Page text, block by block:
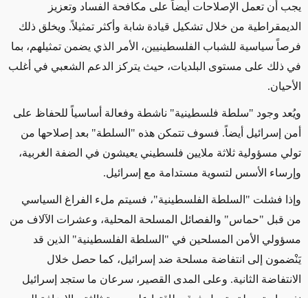
يجب أن تعمل الإصلاحات أيضاً على مكافحة الفساد وتعزيز
الديمقراطية من خلال تشكيل قيادة شابة وأكثر تمثيلاً. ويخلق ذلك
فرصاً سياسية للشباب الفلسطينيين، الأمر الذي يضمن تمثيلهم، بما
في ذلك على مستوى البلديات، حيث يتركز الدعم الشعبي في أغلب
الأحيان.
ويُعد وجود "سلطة فلسطينية" ناشطة وفعالة أساسياً للحفاظ على
أمن إسرائيل أيضاً. فسوف تتمكن هذه "السلطة" بعد إصلاحها من
تولي مسؤولية ثلاثة ملايين فلسطيني يعيشون في الضفة الغربية،
وإرساء الأسس لتسوية مستدامة مع إسرائيل.
وإذا فشلت "السلطة الفلسطينية"، فسيتم ملء الفراغ السياسي
من قبل "حماس" والفصائل المسلحة المحلية، وعشرات الآلاف من
مسؤولي الأمن المسلحين في "السلطة الفلسطينية" الذين قد
يَنْضمون إلى انتفاضة مسلحة ضد إسرائيل، كما حصل خلال
الانتفاضة الثانية. وعلى المدى القصير، سرعان ما ستجد إسرائيل